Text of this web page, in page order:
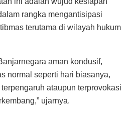
rangka mengantisipasi
terutama di wilayah hukum
aman kondusif,
normal seperti hari biasanya,
ataupun terprovokasi
ujarnya.